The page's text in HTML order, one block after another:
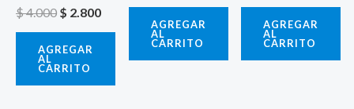
$4.000 $ 2.800
AGREGAR
AL
CARRITO
AGREGAR
AL
CARRITO
AGREGAR
AL
CARRITO